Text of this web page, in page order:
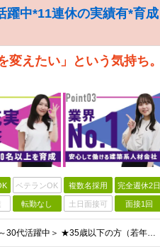
躍中*11連休の実績有*育成
変えたい」という気持ち。
ベテランOK 複数名採用 完全週休2日
転勤なし 土日面接可 面接1回
＜学歴不問・第二新卒歓迎！業界、職種未経験歓迎！20代～30代活躍中＞ ★35歳以下の方（若年層の長期キャリア形成を図るため） ★フリーター・正社員未経験・社会人未経験OK ★転職回数が多い方もぜひ